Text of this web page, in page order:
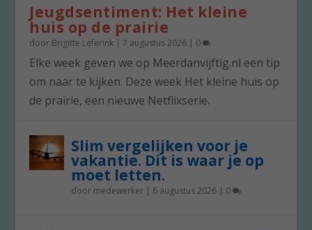
Jeugdsentiment: Het kleine
huis op de prairie
door Brigitte Leferink |7 augustus 2026 | 0
Elke week geven we op Meerdanvijftig.nl een tip
om naar te kijken. Deze week Het kleine huis op
de prairie, een nieuwe Netflixserie.
Slim vergelijken voor je
vakantie. Dit is waar je op
moet letten.
door medewerker | 6 augustus 2026 | 0